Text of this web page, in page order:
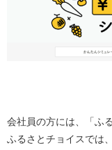
会社員の方には、「ふ
ふるさとチョイスでは